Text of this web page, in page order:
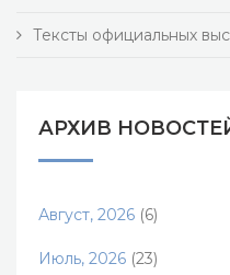
Тексты официальных
АРХИВ
Август, 2026 (6)
Июль, 2026 (23)